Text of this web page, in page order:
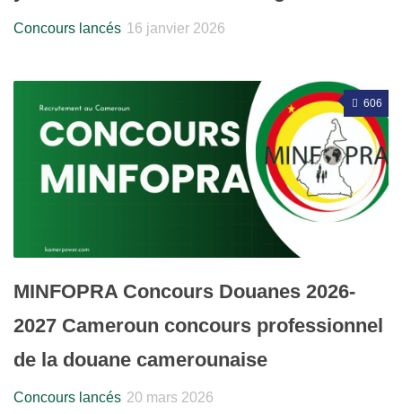
Concours lancés 16 janvier 2026
606
MINFOPRA Concours Douanes 2026-
2027 Cameroun concours professionnel
de la douane camerounaise
Concours lancés 20 mars 2026